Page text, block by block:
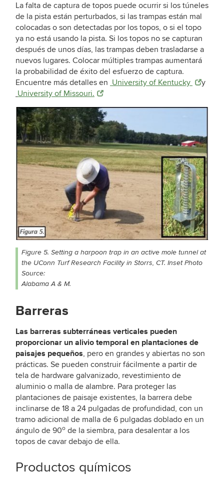
La falta de captura de topos puede ocurrir si los túneles
de la pista están perturbados, si las trampas están mal
colocadas o son detectadas por los topos, o si el topo
ya no está usando la pista. Si los topos no se capturan
después de unos días, las trampas deben trasladarse a
nuevos lugares. Colocar múltiples trampas aumentará
la probabilidad de éxito del esfuerzo de captura.
Encuentre más detalles en University of Kentucky
y
University of Missouri.
Figure 5. Setting a harpoon trap in an active mole tunnel at
the UConn Turf Research Facility in Storrs, CT. Inset Photo
Source:
Alabama A & M.
Barreras
Las barreras subterráneas verticales pueden
proporcionar un alivio temporal en plantaciones de
paisajes pequeños, pero en grandes y abiertas no son
prácticas. Se pueden construir fácilmente a partir de
tela de hardware galvanizado, revestimiento de
aluminio o malla de alambre. Para proteger las
plantaciones de paisaje existentes, la barrera debe
inclinarse de 18 a 24 pulgadas de profundidad, con un
tramo adicional de malla de 6 pulgadas doblado en un
ángulo de 90o de la siembra, para desalentar a los
topos de cavar debajo de ella.
Productos químicos